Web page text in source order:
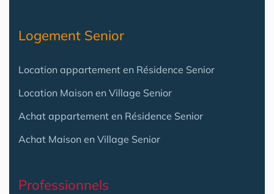
Logement Senior
Location appartement en Résidence Senior
Location Maison en Village Senior
Achat appartement en Résidence Senior
Achat Maison en Village Senior
Professionnels